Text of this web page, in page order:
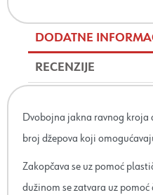
DODATNE
RECENZIJE
Dvobojna jakna ravnog kroja
broj džepova koji
Zakopčava se uz pomoć
dužinom se zatvara uz